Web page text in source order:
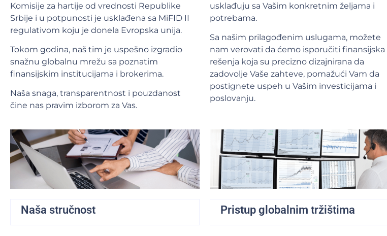
Komisije za hartije od vrednosti Republike
Srbije i u potpunosti je usklađena sa MiFID II
regulativom koju je donela Evropska unija.
Tokom godina, naš tim je uspešno izgradio
snažnu globalnu mrežu sa poznatim
finansijskim institucijama i brokerima.
Naša snaga, transparentnost i pouzdanost
čine nas pravim izborom za Vas.
usklađuju sa Vašim konkretnim željama i
potrebama.
Sa našim prilagođenim uslugama, možete
nam verovati da ćemo isporučiti finansijska
rešenja koja su precizno dizajnirana da
zadovolje Vaše zahteve, pomažući Vam da
postignete uspeh u Vašim investicijama i
poslovanju.
Naša stručnost Pristup globalnim tržištima